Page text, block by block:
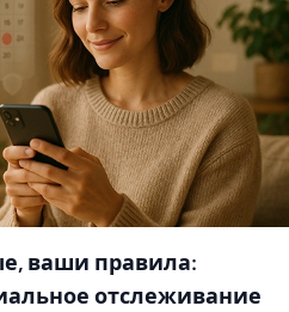
ваши правила:
отслеживание